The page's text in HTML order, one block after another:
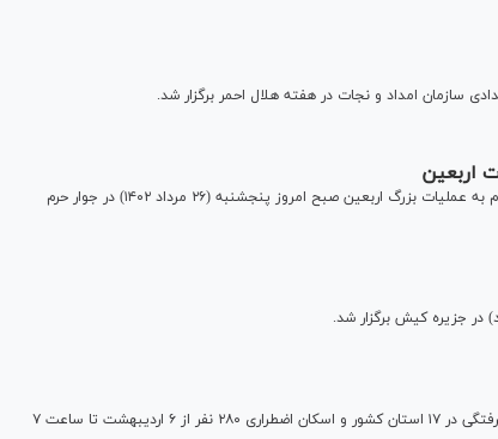
سازمان امداد و نجات در هفته هلال احمر برگزار شد.
اربعین
آیین بدرقه کاروان امدادی و درمانی هلال احمر کشورمان برای اعزام به عملیات بزرگ اربعین صبح امروز پنجشنبه (۲۶ مرداد ۱۴۰۲) در جوار حرم
رئیس سازمان امدادونجات از امدادرسانی به متاثرین سیل و آبگرفتگی در ۱۷ استان کشور و اسکان اضطراری ۲۸۰ نفر از ۶ اردیبهشت تا ساعت ۷